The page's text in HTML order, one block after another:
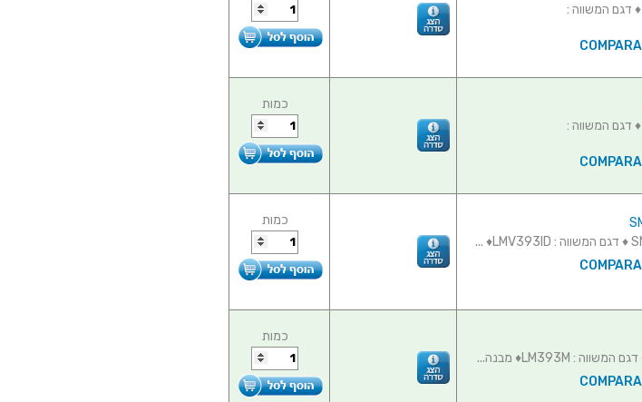
משווה - 2 ערוצים - SMD - 1.3µs - 2V-36V ♦ דגם המשווה :
משווה - 2 ערוצים - SMD - 1.3µs - 2V-30V ♦ דגם המשווה :
כמות
כמות
כמות